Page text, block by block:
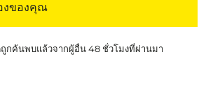
งของคุณ
กค้นพบแล้วจากผู้อื่น 48 ชั่วโมงที่ผ่านมา